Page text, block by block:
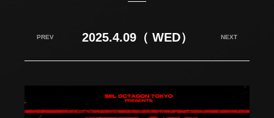
PREV 2025.4.09（ WED） NEXT